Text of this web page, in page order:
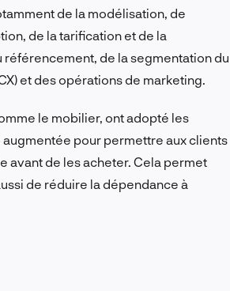
de la modélisation, de
de la tarification et de la
de la segmentation du
et des opérations de marketing.
le mobilier, ont adopté les
pour permettre aux clients
avant de les acheter. Cela permet
de réduire la dépendance à